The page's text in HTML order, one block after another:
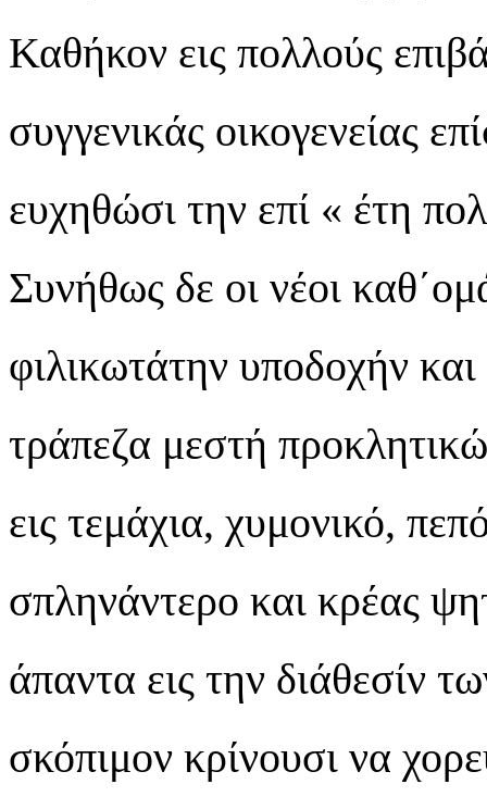
Καθήκον εις πολλούς
συγγενικάς οικογενείας
ευχηθώσι την επί « έτη
Συνήθως δε οι νέοι
φιλικωτάτην υποδοχήν
τράπεζα μεστή
εις τεμάχια, χυμονικό,
σπληνάντερο και κρέας
άπαντα εις την διάθεσίν
σκόπιμον κρίνουσι να